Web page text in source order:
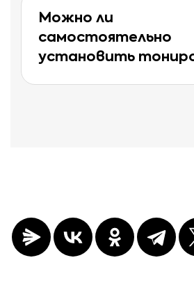
Можно ли
самостоятельно
установить